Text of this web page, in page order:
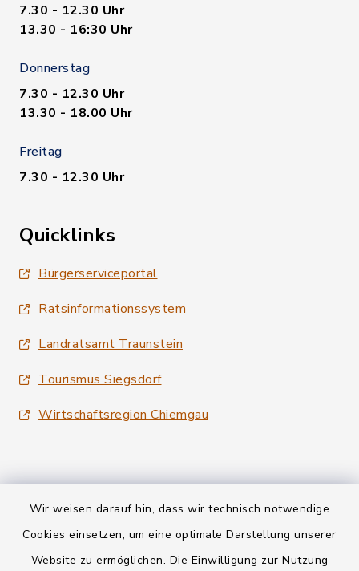
Wir weisen darauf hin, dass wir technisch notwendige
Cookies einsetzen, um eine optimale Darstellung unserer
Website zu ermöglichen. Die Einwilligung zur Nutzung
7.30 - 12.30 Uhr
13.30 - 16:30 Uhr
Donnerstag
7.30 - 12.30 Uhr
13.30 - 18.00 Uhr
Freitag
7.30 - 12.30 Uhr
Quicklinks
Bürgerserviceportal
Ratsinformationssystem
Landratsamt Traunstein
Tourismus Siegsdorf
Wirtschaftsregion Chiemgau
Kontakt